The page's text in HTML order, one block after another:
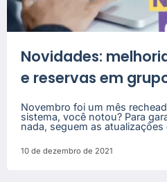
Novidades:
e reservas em
Novembro foi um mês
sistema, você notou? Para
nada, seguem as
10 de dezembro de 2021